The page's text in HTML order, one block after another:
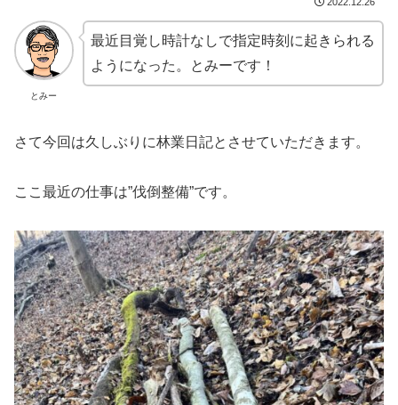
とみー
最近目覚し時計なしで指定時刻に起きられる
ようになった。とみーです！
さて今回は久しぶりに林業日記とさせていただきます。
ここ最近の仕事は”伐倒整備”です。